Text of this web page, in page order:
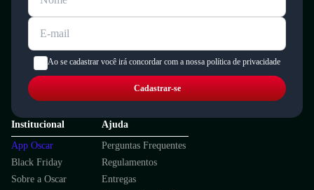
Ao se cadastrar você irá concordar com a nossa política de privacidade
Cadastrar-se
Institucional
App Oscar
Black Friday
Sobre a Oscar
Ajuda
Perguntas Frequentes
Regulamentos
Entregas